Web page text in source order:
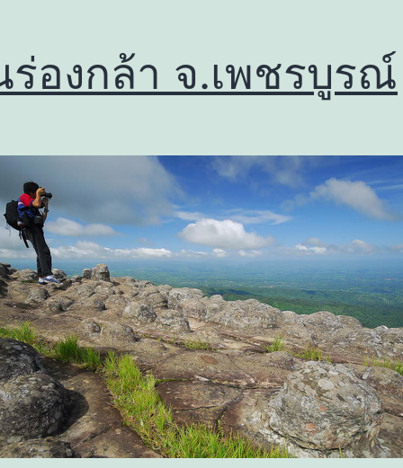
องกล้า จ.เพชรบูรณ์